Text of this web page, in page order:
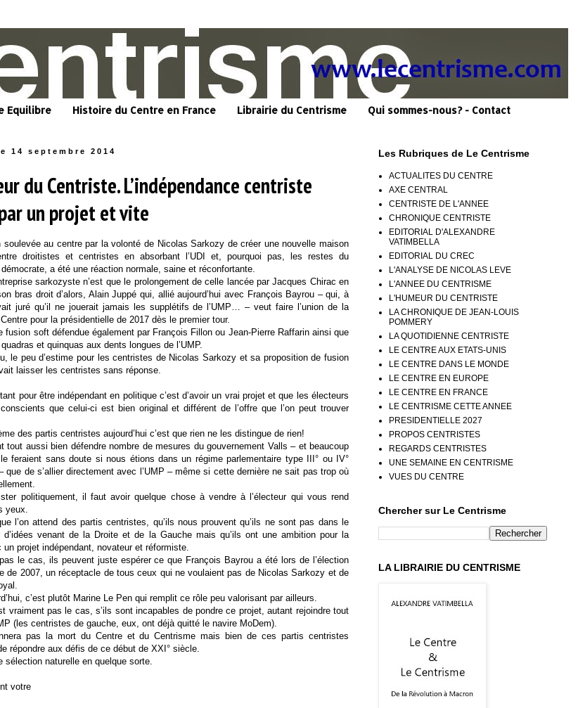
Equilibre Histoire du Centre en France Librairie du Centrisme Qui sommes-nous? - Contact
14 septembre 2014
du Centriste. L’indépendance centriste
un projet et vite
soulevée au centre par la volonté de Nicolas Sarkozy de créer une nouvelle maison
droitistes et centristes en absorbant l’UDI et, pourquoi pas, les restes du
a été une réaction normale, saine et réconfortante.
sarkozyste n’est que le prolongement de celle lancée par Jacques Chirac en
bras droit d’alors, Alain Juppé qui, allié aujourd’hui avec François Bayrou – qui, à
juré qu’il ne jouerait jamais les supplétifs de l’UMP… – veut faire l’union de la
pour la présidentielle de 2017 dès le premier tour.
fusion soft défendue également par François Fillon ou Jean-Pierre Raffarin ainsi que
et quinquas aux dents longues de l’UMP.
le peu d’estime pour les centristes de Nicolas Sarkozy et sa proposition de fusion
laisser les centristes sans réponse.
pour être indépendant en politique c’est d’avoir un vrai projet et que les électeurs
que celui-ci est bien original et différent de l’offre que l’on peut trouver
des partis centristes aujourd’hui c’est que rien ne les distingue de rien!
tout aussi bien défendre nombre de mesures du gouvernement Valls – et beaucoup
le feraient sans doute si nous étions dans un régime parlementaire type III° ou IV°
que de s’allier directement avec l’UMP – même si cette dernière ne sait pas trop où
politiquement, il faut avoir quelque chose à vendre à l’électeur qui vous rend
yeux.
l’on attend des partis centristes, qu’ils nous prouvent qu’ils ne sont pas dans le
d’idées venant de la Droite et de la Gauche mais qu’ils ont une ambition pour la
un projet indépendant, novateur et réformiste.
le cas, ils peuvent juste espérer ce que François Bayrou a été lors de l’élection
de 2007, un réceptacle de tous ceux qui ne voulaient pas de Nicolas Sarkozy et de
c’est plutôt Marine Le Pen qui remplit ce rôle peu valorisant par ailleurs.
vraiment pas le cas, s’ils sont incapables de pondre ce projet, autant rejoindre tout
(les centristes de gauche, eux, ont déjà quitté le navire MoDem).
pas la mort du Centre et du Centrisme mais bien de ces partis centristes
répondre aux défis de ce début de XXI° siècle.
sélection naturelle en quelque sorte.
votre
Les Rubriques de Le Centrisme
ACTUALITES DU CENTRE
AXE CENTRAL
CENTRISTE DE L'ANNEE
CHRONIQUE CENTRISTE
EDITORIAL D'ALEXANDRE
VATIMBELLA
EDITORIAL DU CREC
L'ANALYSE DE NICOLAS LEVE
L'ANNEE DU CENTRISME
L'HUMEUR DU CENTRISTE
LA CHRONIQUE DE JEAN-LOUIS
POMMERY
LA QUOTIDIENNE CENTRISTE
LE CENTRE AUX ETATS-UNIS
LE CENTRE DANS LE MONDE
LE CENTRE EN EUROPE
LE CENTRE EN FRANCE
LE CENTRISME CETTE ANNEE
PRESIDENTIELLE 2027
PROPOS CENTRISTES
REGARDS CENTRISTES
UNE SEMAINE EN CENTRISME
VUES DU CENTRE
Chercher sur Le Centrisme
LA LIBRAIRIE DU CENTRISME